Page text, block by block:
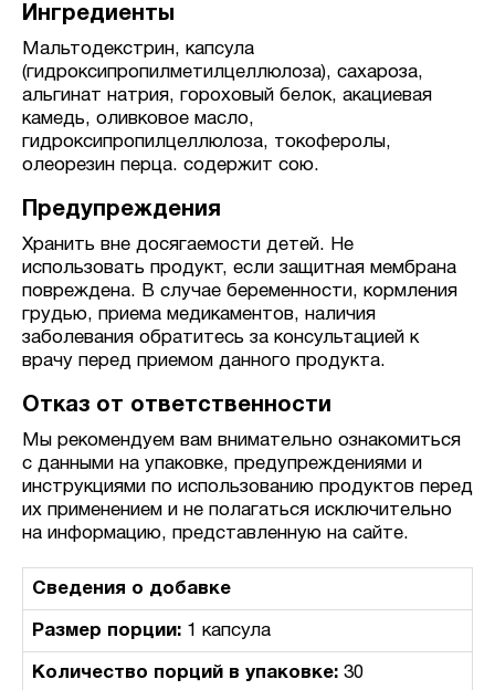
Ингредиенты
Мальтодекстрин, капсула
(гидроксипропилметилцеллюлоза), сахароза,
альгинат натрия, гороховый белок, акациевая
камедь, оливковое масло,
гидроксипропилцеллюлоза, токоферолы,
олеорезин перца. содержит сою.
Предупреждения
Хранить вне досягаемости детей. Не
использовать продукт, если защитная мембрана
повреждена. В случае беременности, кормления
грудью, приема медикаментов, наличия
заболевания обратитесь за консультацией к
врачу перед приемом данного продукта.
Отказ от ответственности
Мы рекомендуем вам внимательно ознакомиться
с данными на упаковке, предупреждениями и
инструкциями по использованию продуктов перед
их применением и не полагаться исключительно
на информацию, представленную на сайте.
Сведения о добавке
Размер порции: 1 капсула
Количество порций в упаковке: 30